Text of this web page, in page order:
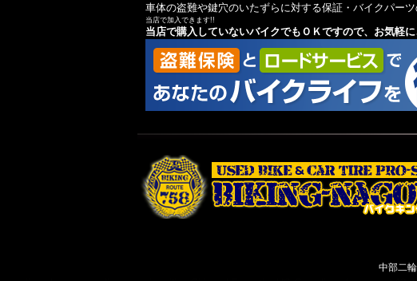
車体の盗難や鍵穴のいたずらに対する保証・バイクパー
当店で加入できます!!
当店で購入していないバイクでもＯＫですので、お気軽
中部二